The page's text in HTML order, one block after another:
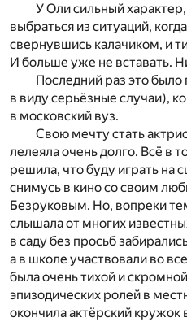
У Оли сильный
выбраться из ситуаций,
свернувшись калачиком, и
И больше уже не вставать.
Последний раз это
в виду серьёзные случаи),
в московский вуз.
Свою мечту стать
лелеяла очень долго. Всё в
решила, что буду играть на
снимусь в кино со своим
Безруковым. Но, вопреки
слышала от многих
в саду без просьб
а в школе участвовали во
была очень тихой и
эпизодических ролей в
окончила актёрский кружок